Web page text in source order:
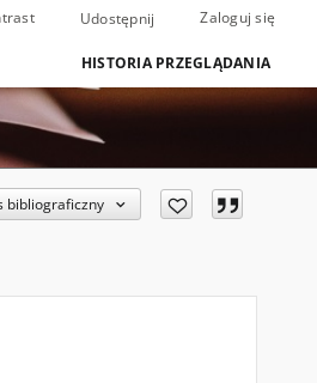
Udostępnij Zaloguj się
HISTORIA PRZEGLĄDANIA
bibliograficzny